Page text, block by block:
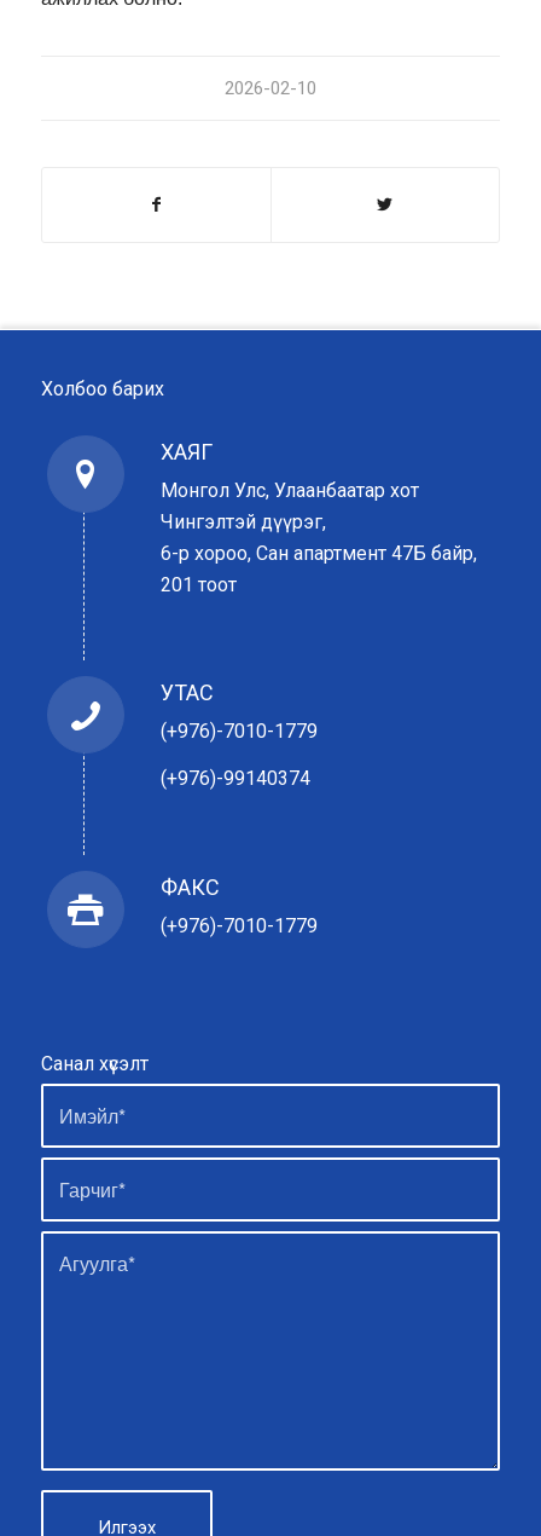
2026-02-10
Холбоо барих
ХАЯГ
Монгол Улс, Улаанбаатар хот
Чингэлтэй дүүрэг,
6-р хороо, Сан апартмент 47Б байр,
201 тоот
УТАС
(+976)-7010-1779
(+976)-99140374
ФАКС
(+976)-7010-1779
Санал хүсэлт